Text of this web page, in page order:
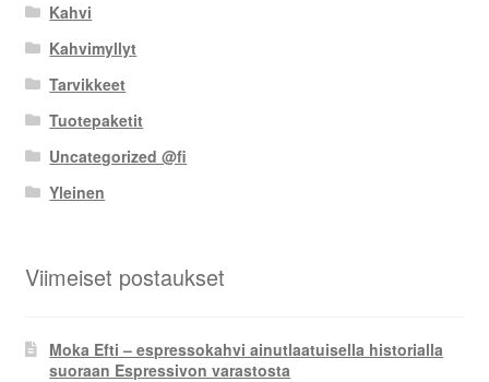
Kahvi
Kahvimyllyt
Tarvikkeet
Tuotepaketit
Uncategorized @fi
Yleinen
Viimeiset postaukset
Moka Efti – espressokahvi ainutlaatuisella historialla
suoraan Espressivon varastosta